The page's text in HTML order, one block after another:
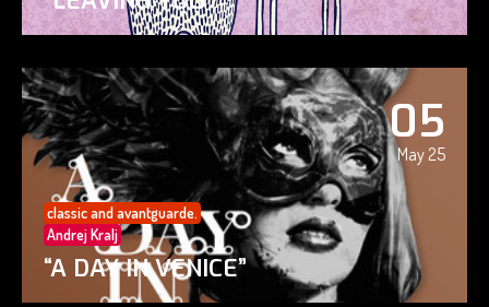
05
May 25
classic and avantguarde.
Andrej Kralj
“A DAY IN VENICE”